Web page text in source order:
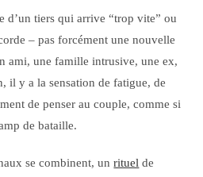
d’un tiers qui arrive “trop vite” ou
– pas forcément une nouvelle
ami, une famille intrusive, une ex,
il y a la sensation de fatigue, de
de penser au couple, comme si
de bataille.
se combinent, unrituel de